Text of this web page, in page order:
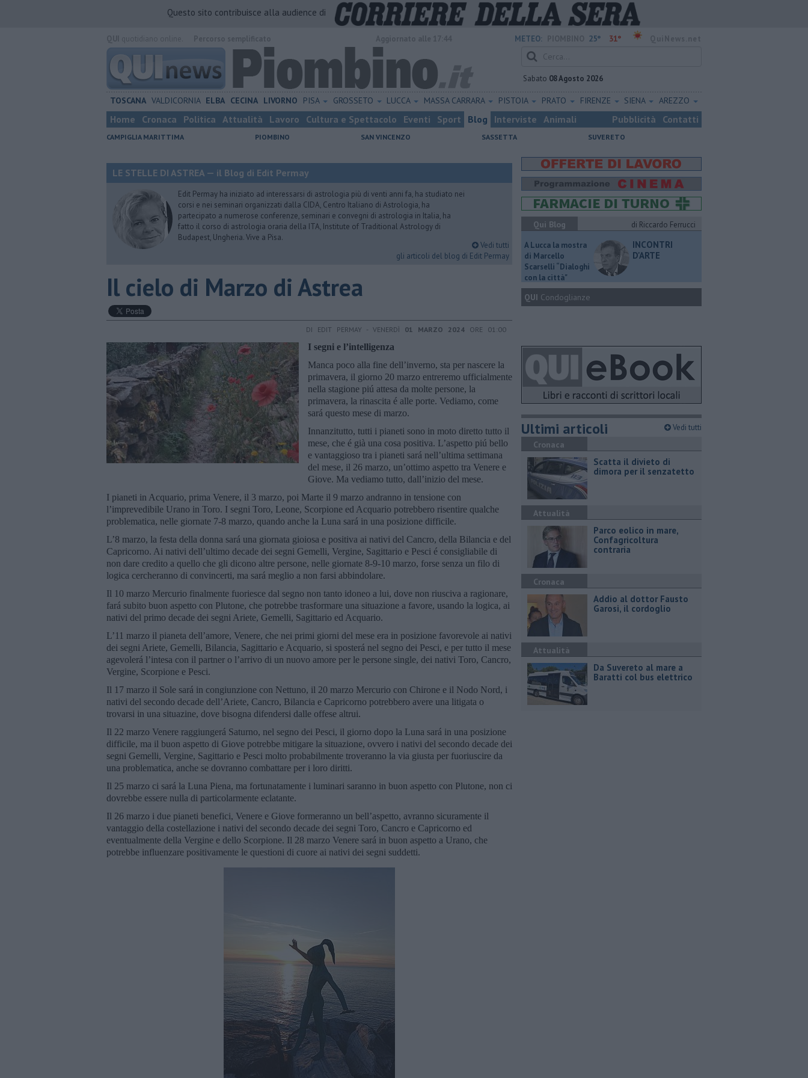
Questo sito contribuisce alla audience di
METEO: 25° 31°
Sabato 08 Agosto 2026
TOSCANA VALDICORNIA ELBA CECINA LIVORNO PISA GROSSETO LUCCA MASSA CARRARA PISTOIA PRATO FIRENZE SIENA AREZZO
Home Cronaca Politica Attualità Lavoro Cultura e Spettacolo Eventi Sport Blog Interviste Animali Pubblicità Contatti
CAMPIGLIA MARITTIMA PIOMBINO SAN VINCENZO SASSETTA SUVERETO
LE STELLE DI ASTREA — il Blog di Edit Permay
Edit Permay ha iniziato ad interessarsi di astrologia più di venti anni fa, ha studiato nei
corsi e nei seminari organizzati dalla CIDA, Centro Italiano di Astrologia, ha
partecipato a numerose conferenze, seminari e convegni di astrologia in Italia, ha
fatto il corso di astrologia oraria della ITA, Institute of Traditional Astrology di
Budapest, Ungheria. Vive a Pisa.
Vedi tutti
gli articoli del blog di Edit Permay
​Il cielo di Marzo di Astrea
DI EDIT PERMAY - VENERDÌ 01 MARZO 2024 ORE 01:00
I segni e l’intelligenza
Manca poco alla fine dell’inverno, sta per nascere la
primavera, il giorno 20 marzo entreremo ufficialmente
nella stagione piú attesa da molte persone, la
primavera, la rinascita é alle porte. Vediamo, come
sará questo mese di marzo.
Innanzitutto, tutti i pianeti sono in moto diretto tutto il
mese, che é già una cosa positiva. L’aspetto piú bello
e vantaggioso tra i pianeti sará nell’ultima settimana
del mese, il 26 marzo, un’ottimo aspetto tra Venere e
Giove. Ma vediamo tutto, dall’inizio del mese.
I pianeti in Acquario, prima Venere, il 3 marzo, poi Marte il 9 marzo andranno in tensione con
l’imprevedibile Urano in Toro. I segni Toro, Leone, Scorpione ed Acquario potrebbero risentire qualche
problematica, nelle giornate 7-8 marzo, quando anche la Luna sará in una posizione difficile.
L’8 marzo, la festa della donna sará una giornata gioiosa e positiva ai nativi del Cancro, della Bilancia e del
Capricorno. Ai nativi dell’ultimo decade dei segni Gemelli, Vergine, Sagittario e Pesci é consigliabile di
non dare credito a quello che gli dicono altre persone, nelle giornate 8-9-10 marzo, forse senza un filo di
logica cercheranno di convincerti, ma sará meglio a non farsi abbindolare.
Il 10 marzo Mercurio finalmente fuoriesce dal segno non tanto idoneo a lui, dove non riusciva a ragionare,
fará subito buon aspetto con Plutone, che potrebbe trasformare una situazione a favore, usando la logica, ai
nativi del primo decade dei segni Ariete, Gemelli, Sagittario ed Acquario.
L’11 marzo il pianeta dell’amore, Venere, che nei primi giorni del mese era in posizione favorevole ai nativi
dei segni Ariete, Gemelli, Bilancia, Sagittario e Acquario, si sposterá nel segno dei Pesci, e per tutto il mese
agevolerá l’intesa con il partner o l’arrivo di un nuovo amore per le persone single, dei nativi Toro, Cancro,
Vergine, Scorpione e Pesci.
Il 17 marzo il Sole sará in congiunzione con Nettuno, il 20 marzo Mercurio con Chirone e il Nodo Nord, i
nativi del secondo decade dell’Ariete, Cancro, Bilancia e Capricorno potrebbero avere una litigata o
trovarsi in una situazine, dove bisogna difendersi dalle offese altrui.
Il 22 marzo Venere raggiungerá Saturno, nel segno dei Pesci, il giorno dopo la Luna sará in una posizione
difficile, ma il buon aspetto di Giove potrebbe mitigare la situazione, ovvero i nativi del secondo decade dei
segni Gemelli, Vergine, Sagittario e Pesci molto probabilmente troveranno la via giusta per fuoriuscire da
una problematica, anche se dovranno combattare per i loro diritti.
Il 25 marzo ci sará la Luna Piena, ma fortunatamente i luminari saranno in buon aspetto con Plutone, non ci
dovrebbe essere nulla di particolarmente eclatante.
Il 26 marzo i due pianeti benefici, Venere e Giove formeranno un bell’aspetto, avranno sicuramente il
vantaggio della costellazione i nativi del secondo decade dei segni Toro, Cancro e Capricorno ed
eventualmente della Vergine e dello Scorpione. Il 28 marzo Venere sará in buon aspetto a Urano, che
potrebbe influenzare positivamente le questioni di cuore ai nativi dei segni suddetti.
Qui Blog
di Riccardo Ferrucci
A Lucca la mostra
di Marcello
Scarselli “Dialoghi
con la città"
INCONTRI
D'ARTE
QUI Condoglianze
Ultimi articoli Vedi tutti
Cronaca
Scatta il divieto di
dimora per il senzatetto
Attualità
Parco eolico in mare,
Confagricoltura
contraria
Cronaca
Addio al dottor Fausto
Garosi, il cordoglio
Attualità
Da Suvereto al mare a
Baratti col bus elettrico